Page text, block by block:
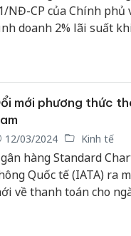
NĐ-CP của Chính
doanh 2% lãi suất
mới phương thức
12/03/2024 Kinh tế
hàng Standard
Quốc tế (IATA) ra
về thanh toán cho